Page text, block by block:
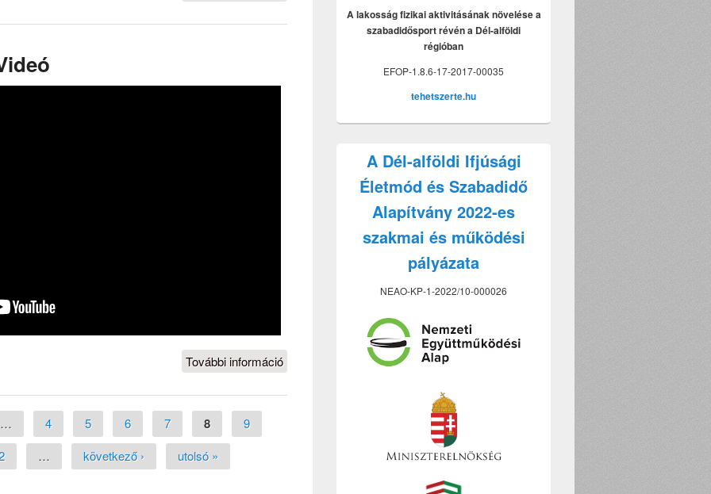
tartalommal
További információ
tartalommal
… 4 5 6 7 8
9
… következő › utolsó »
A lakosság fizikai aktivitásának növelése a
szabadidősport révén a Dél-alföldi
régióban
EFOP-1.8.6-17-2017-00035
tehetszerte.hu
A Dél-alföldi Ifjúsági
Életmód és Szabadidő
Alapítvány 2022-es
szakmai és működési
pályázata
NEAO-KP-1-2022/10-000026